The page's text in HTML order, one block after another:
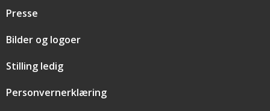
Presse
Bilder og logoer
Stilling ledig
Personvernerklæring